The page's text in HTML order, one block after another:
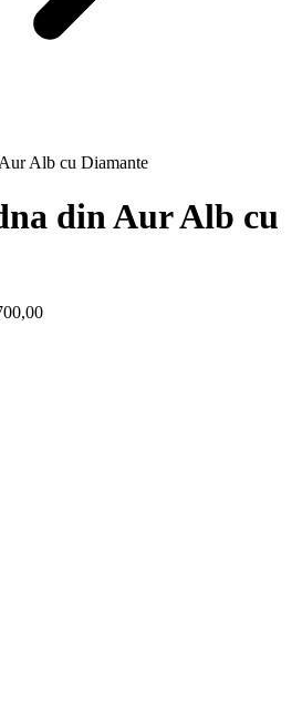
Alb cu Diamante
din Aur Alb cu